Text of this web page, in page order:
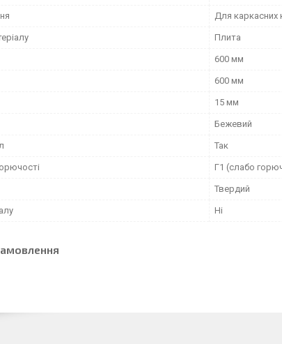
Для каркасних
Плита
600 мм
600 мм
15 мм
Бежевий
Так
Г1 (слабо
Твердий
Ні